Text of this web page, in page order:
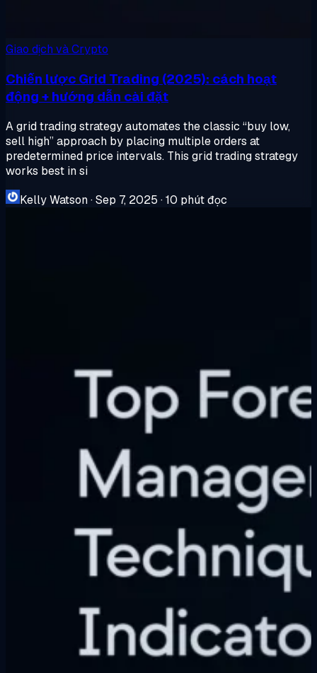
Giao dịch và Crypto
Chiến lược Grid Trading (2025): cách hoạt
động + hướng dẫn cài đặt
A grid trading strategy automates the classic “buy low,
sell high” approach by placing multiple orders at
predetermined price intervals. This grid trading strategy
works best in si
Kelly Watson·Sep 7, 2025 ·10 phút đọc